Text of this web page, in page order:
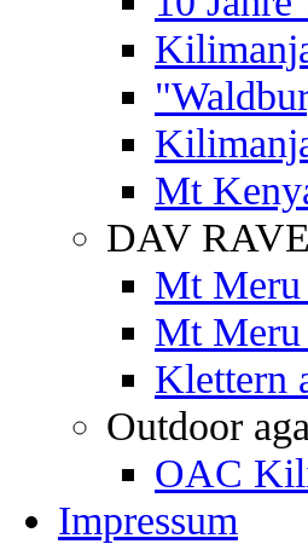
Mt
DAV
Mt
Mt
Klettern
Outdoor
OAC
Impressum